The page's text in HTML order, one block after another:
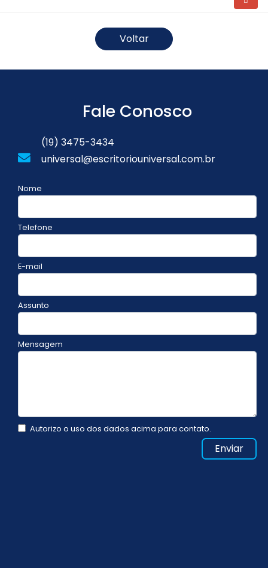
Voltar
Fale Conosco
(19) 3475-3434
universal@escritoriouniversal.com.br
Nome
Telefone
E-mail
Assunto
Mensagem
Autorizo o uso dos dados acima para contato.
Enviar